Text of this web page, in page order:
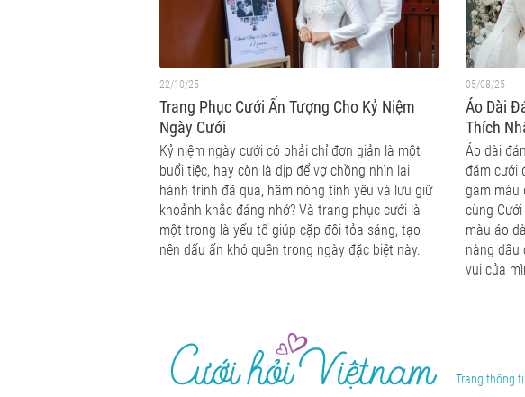
22/10/25
Trang Phục Cưới Ấn Tượng Cho Kỷ Niệm
Ngày Cưới
Kỷ niệm ngày cưới có phải chỉ đơn giản là một
buổi tiệc, hay còn là dịp để vợ chồng nhìn lại
hành trình đã qua, hâm nóng tình yêu và lưu giữ
khoảnh khắc đáng nhớ? Và trang phục cưới là
một trong là yếu tố giúp cặp đôi tỏa sáng, tạo
nên dấu ấn khó quên trong ngày đặc biệt này.
05/08/25
Áo Dài
Thích
Áo dài
đám cưới
gam màu
cùng
màu áo
nàng dâu
vui của
Trang thông